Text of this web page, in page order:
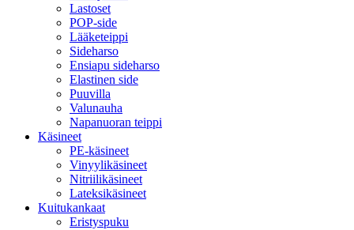
Lastoset
POP-side
Lääketeippi
Sideharso
Ensiapu sideharso
Elastinen side
Puuvilla
Valunauha
Napanuoran teippi
Käsineet
PE-käsineet
Vinyylikäsineet
Nitriilikäsineet
Lateksikäsineet
Kuitukankaat
Eristyspuku